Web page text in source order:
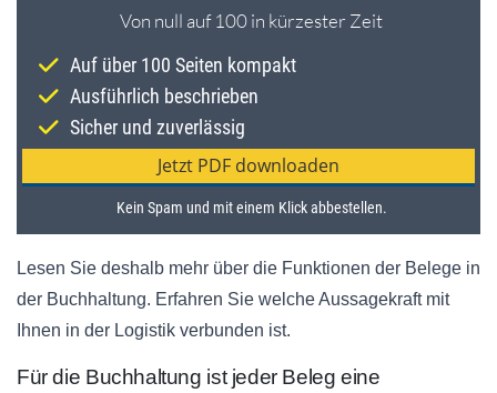
Lesen Sie deshalb mehr über die Funktionen der Belege in
der Buchhaltung. Erfahren Sie welche Aussagekraft mit
Ihnen in der Logistik verbunden ist.
Für die Buchhaltung ist jeder Beleg eine